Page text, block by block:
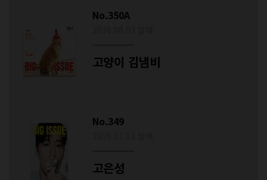
No.350A
고양이 김냄비
No.349
고은성